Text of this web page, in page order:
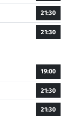
21:30
21:30
19:00
21:30
21:30